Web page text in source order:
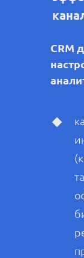
CRM